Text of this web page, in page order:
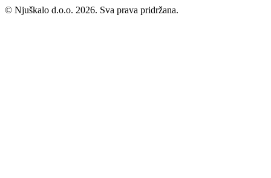
© Njuškalo d.o.o. 2026. Sva prava pridržana.